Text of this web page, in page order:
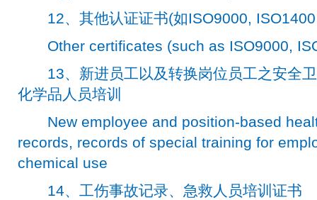
12、其他认证证书(如ISO9000, ISO1400
Other certificates (such as ISO9000,
13、新进员工以及转换岗位员工之安全卫
化学品人员培训
New employee and position-based
records, records of special training for
chemical use
14、工伤事故记录、急救人员培训证书